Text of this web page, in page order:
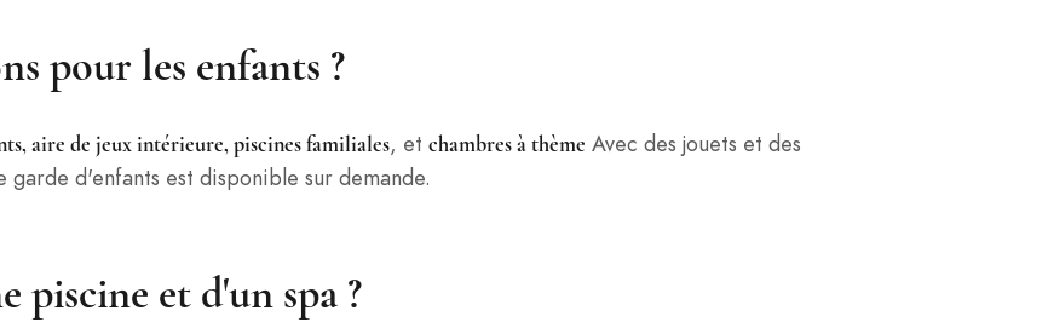
pour les enfants ?
aire de jeux intérieure, piscines familiales, et chambres à thème Avec des jouets et des
d'enfants est disponible sur demande.
piscine et d'un spa ?